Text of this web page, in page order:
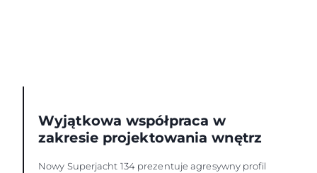
Wyjątkowa współpraca w
zakresie projektowania wnętrz
Nowy Superjacht 134 prezentuje agresywny profil